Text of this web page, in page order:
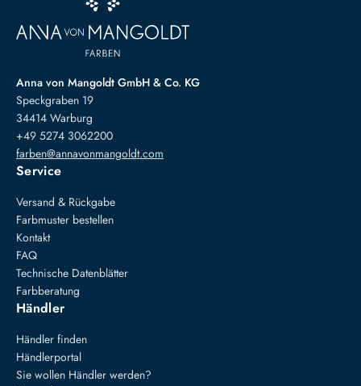
Anna von Mangoldt GmbH & Co. KG
Speckgraben 19
34414 Warburg
+49 5274 3062200
farben@annavonmangoldt.com
Service
Versand & Rückgabe
Farbmuster bestellen
Kontakt
FAQ
Technische Datenblätter
Farbberatung
Händler
Händler finden
Händlerportal
Sie wollen Händler werden?